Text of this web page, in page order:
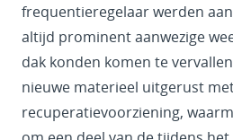
frequentieregelaar werden
altijd prominent aanwezige
dak konden komen te
nieuwe materieel uitgerust
recuperatievoorziening,